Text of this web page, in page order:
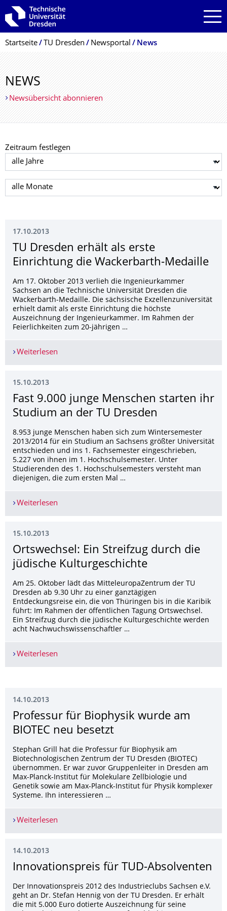
Zur Hauptnavigation springen
Zur Suche springen
Zum Inhalt springen
Breadcrumb-Menü
Startseite TU Dresden Newsportal News
NEWS
Newsübersicht abonnieren
Zeitraum festlegen
Jahr auswählen
Monat auswählen
17.10.2013
TU Dresden erhält als erste
Einrichtung die Wackerbarth-Medaille
Am 17. Oktober 2013 verlieh die Ingenieurkammer
Sachsen an die Technische Universität Dresden die
Wackerbarth-Medaille. Die sächsische Exzellenzuniversität
erhielt damit als erste Einrichtung die höchste
Auszeichnung der Ingenieurkammer. Im Rahmen der
Feierlichkeiten zum 20-jährigen …
Weiterlesen
15.10.2013
Fast 9.000 junge Menschen starten ihr
Studium an der TU Dresden
8.953 junge Menschen haben sich zum Wintersemester
2013/2014 für ein Studium an Sachsens größter Universität
entschieden und ins 1. Fachsemester eingeschrieben,
5.227 von ihnen im 1. Hochschulsemester. Unter
Studierenden des 1. Hochschulsemesters versteht man
diejenigen, die zum ersten Mal …
Weiterlesen
15.10.2013
Ortswechsel: Ein Streifzug durch die
jüdische Kulturgeschichte
Am 25. Oktober lädt das MitteleuropaZentrum der TU
Dresden ab 9.30 Uhr zu einer ganztägigen
Entdeckungsreise ein, die von Thüringen bis in die Karibik
führt: Im Rahmen der öffentlichen Tagung Ortswechsel.
Ein Streifzug durch die jüdische Kulturgeschichte werden
acht Nachwuchswissenschaftler …
Weiterlesen
14.10.2013
Professur für Biophysik wurde am
BIOTEC neu besetzt
Stephan Grill hat die Professur für Biophysik am
Biotechnologischen Zentrum der TU Dresden (BIOTEC)
übernommen. Er war zuvor Gruppenleiter in Dresden am
Max-Planck-Institut für Molekulare Zellbiologie und
Genetik sowie am Max-Planck-Institut für Physik komplexer
Systeme. Ihn interessieren …
Weiterlesen
14.10.2013
Innovationspreis für TUD-Absolventen
Der Innovationspreis 2012 des Industrieclubs Sachsen e.V.
geht an Dr. Stefan Hennig von der TU Dresden. Er erhält
die mit 5.000 Euro dotierte Auszeichnung für seine